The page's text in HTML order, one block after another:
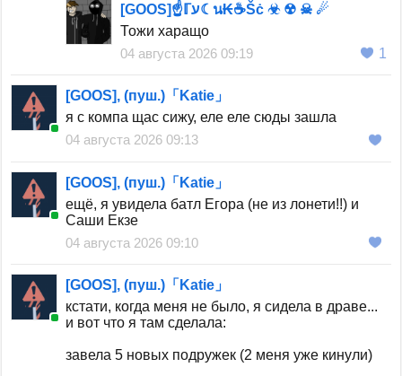
[GOOS]☝️ℾע☾น₭☕️Šċ ☣ ☢ ☠ ☄
Тожи харащо
04 августа 2026 09:19
1
[GOOS], (пуш.)「Katie」
я с компа щас сижу, еле еле сюды зашла
04 августа 2026 09:13
[GOOS], (пуш.)「Katie」
ещё, я увидела батл Егора (не из лонети!!) и
Саши Екзе
04 августа 2026 09:10
[GOOS], (пуш.)「Katie」
кстати, когда меня не было, я сидела в драве...
и вот что я там сделала:
завела 5 новых подружек (2 меня уже кинули)